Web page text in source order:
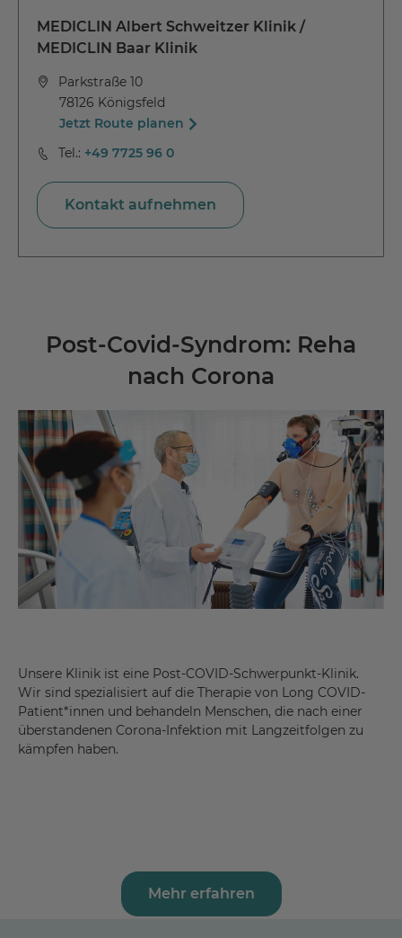
MEDICLIN Albert Schweitzer Klinik /
MEDICLIN Baar Klinik
Parkstraße 10
78126 Königsfeld
Jetzt Route planen
Tel.: +49 7725 96 0
Kontakt aufnehmen
Post-Covid-Syndrom: Reha
nach Corona
Unsere Klinik ist eine Post-COVID-Schwerpunkt-Klinik.
Wir sind spezialisiert auf die Therapie von Long COVID-
Patient*innen und behandeln Menschen, die nach einer
überstandenen Corona-Infektion mit Langzeitfolgen zu
kämpfen haben.
Mehr erfahren